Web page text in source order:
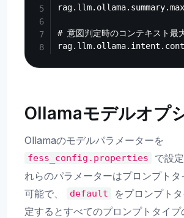
# 意図判定時のコンテキスト最
Ollamaモデルオプ
Ollamaのモデルパラメーターを
fess_config.properties
で設
れらのパラメーターはプロンプト
可能で、
default
をプロンプト
定するとすべてのプロンプトタイプ